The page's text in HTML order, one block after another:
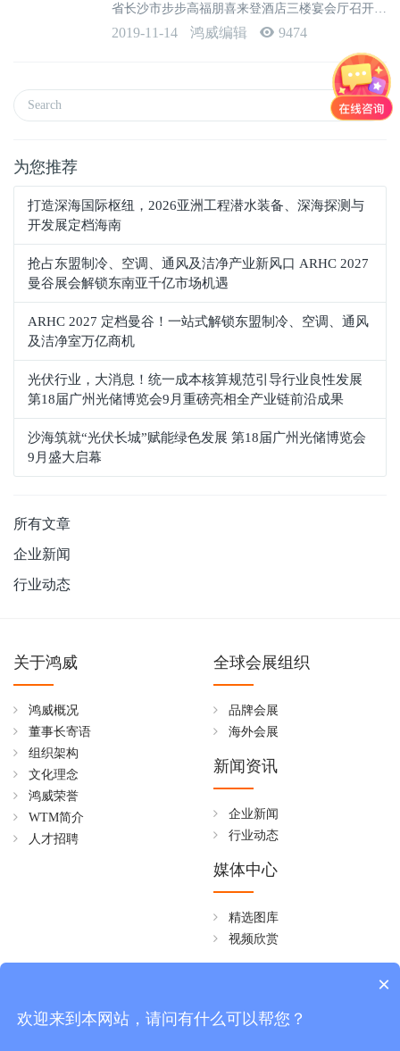
省长沙市步步高福朋喜来登酒店三楼宴会厅召开。
开幕式现场发布了《行业年度市场报告》，并举行
2019-11-14 鸿威编辑 9474
为您推荐
打造深海国际枢纽，2026亚洲工程潜水装备、深海探测与
开发展定档海南
抢占东盟制冷、空调、通风及洁净产业新风口 ARHC 2027
曼谷展会解锁东南亚千亿市场机遇
ARHC 2027 定档曼谷！一站式解锁东盟制冷、空调、通风
及洁净室万亿商机
光伏行业，大消息！统一成本核算规范引导行业良性发展
第18届广州光储博览会9月重磅亮相全产业链前沿成果
沙海筑就“光伏长城”赋能绿色发展 第18届广州光储博览会
9月盛大启幕
所有文章
企业新闻
行业动态
关于鸿威
鸿威概况
董事长寄语
组织架构
文化理念
鸿威荣誉
WTM简介
人才招聘
全球会展组织
品牌会展
海外会展
新闻资讯
企业新闻
行业动态
媒体中心
精选图库
视频欣赏
周一至周五 08:30~18:00
×
欢迎来到本网站，请问有什么可以帮您？